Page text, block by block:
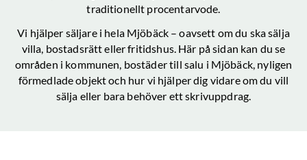
traditionellt procentarvode.
Vi hjälper säljare i hela Mjöbäck – oavsett om du ska sälja
villa, bostadsrätt eller fritidshus. Här på sidan kan du se
områden i kommunen, bostäder till salu i Mjöbäck, nyligen
förmedlade objekt och hur vi hjälper dig vidare om du vill
sälja eller bara behöver ett skrivuppdrag.